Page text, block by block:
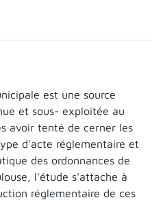
est une source
et sous- exploitée au
avoir tenté de cerner les
d'acte réglementaire et
des ordonnances de
l'étude s'attache à
réglementaire de ces